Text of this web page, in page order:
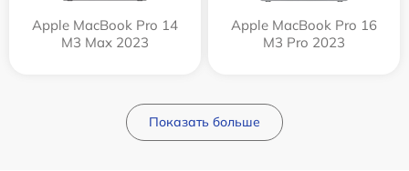
Apple MacBook Pro 14
M3 Max 2023
Apple MacBook Pro 16
M3 Pro 2023
Показать больше